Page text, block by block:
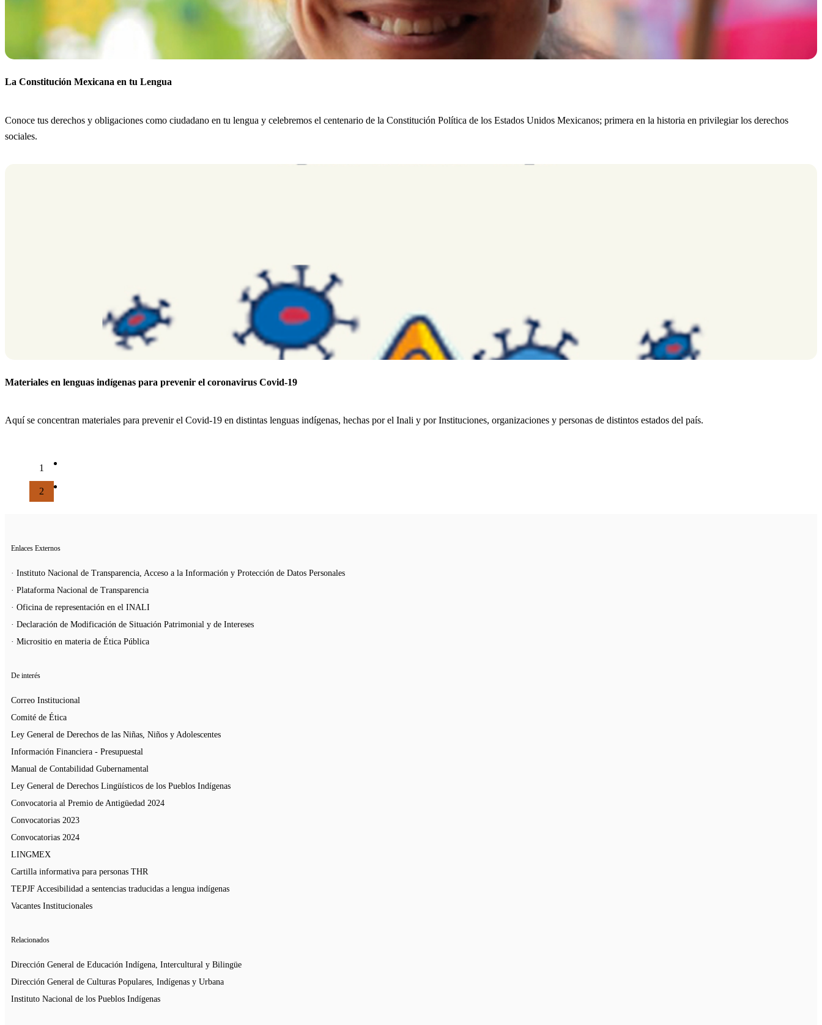
La Constitución Mexicana en tu Lengua
Conoce tus derechos y obligaciones como ciudadano en tu lengua y celebremos el centenario de la Constitución Política de los Estados Unidos Mexicanos; primera en la historia en privilegiar los derechos
sociales.
Materiales en lenguas indígenas para prevenir el coronavirus Covid-19
Aquí se concentran materiales para prevenir el Covid-19 en distintas lenguas indígenas, hechas por el Inali y por Instituciones, organizaciones y personas de distintos estados del país.
1
2
Enlaces Externos
· Instituto Nacional de Transparencia, Acceso a la Información y Protección de Datos Personales
· Plataforma Nacional de Transparencia
· Oficina de representación en el INALI
· Declaración de Modificación de Situación Patrimonial y de Intereses
· Micrositio en materia de Ética Pública
De interés
Correo Institucional
Comité de Ética
Ley General de Derechos de las Niñas, Niños y Adolescentes
Información Financiera - Presupuestal
Manual de Contabilidad Gubernamental
Ley General de Derechos Lingüísticos de los Pueblos Indígenas
Convocatoria al Premio de Antigüedad 2024
Convocatorias 2023
Convocatorias 2024
LINGMEX
Cartilla informativa para personas THR
TEPJF Accesibilidad a sentencias traducidas a lengua indígenas
Vacantes Institucionales
Relacionados
Dirección General de Educación Indígena, Intercultural y Bilingüe
Dirección General de Culturas Populares, Indígenas y Urbana
Instituto Nacional de los Pueblos Indígenas